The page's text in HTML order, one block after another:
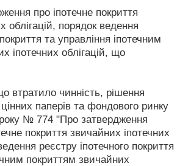
про іпотечне покриття
облігацій, порядок ведення
та управління іпотечним
іпотечних облігацій, що
втратило чинність, рішення
цінних паперів та фондового ринку
№ 774 "Про затвердження
покриття звичайних іпотечних
реєстру іпотечного покриття
покриттям звичайних